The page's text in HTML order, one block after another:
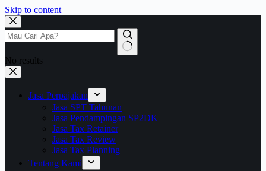
Skip to content
No results
Jasa Perpajakan
Jasa SPT Tahunan
Jasa Pendampingan SP2DK
Jasa Tax Retainer
Jasa Tax Review
Jasa Tax Planning
Tentang Kami